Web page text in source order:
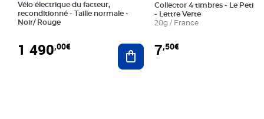
Vélo électrique du facteur,
reconditionné - Taille normale -
Noir/ Rouge
1 490,00€ Ajouter au panier
Collector 4 timbres - Le Petit
- Lettre Verte
20g / France
7,50€